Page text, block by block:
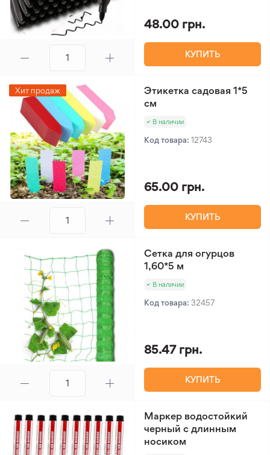
48.00 грн.
КУПИТЬ
Хит продаж
Этикетка садовая 1*5
см
В наличии
Код товара: 12743
65.00 грн.
КУПИТЬ
Сетка для огурцов
1,60*5 м
В наличии
Код товара: 32457
85.47 грн.
КУПИТЬ
Маркер водостойкий
черный с длинным
носиком